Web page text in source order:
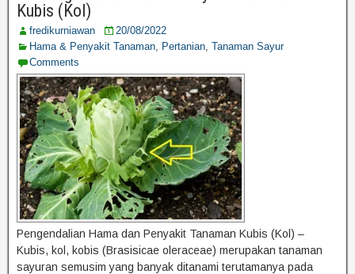
Kubis (Kol)
fredikurniawan
20/08/2022
Hama & Penyakit Tanaman, Pertanian, Tanaman Sayur
Comments
Pengendalian Hama dan Penyakit Tanaman Kubis (Kol) –
Kubis, kol, kobis (Brasisicae oleraceae) merupakan tanaman
sayuran semusim yang banyak ditanami terutamanya pada